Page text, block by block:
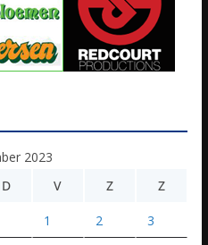
2023
D V Z Z
1 2 3